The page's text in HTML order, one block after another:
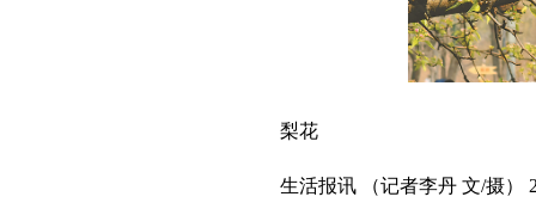
梨花
生活报讯 （记者李丹 文/摄）